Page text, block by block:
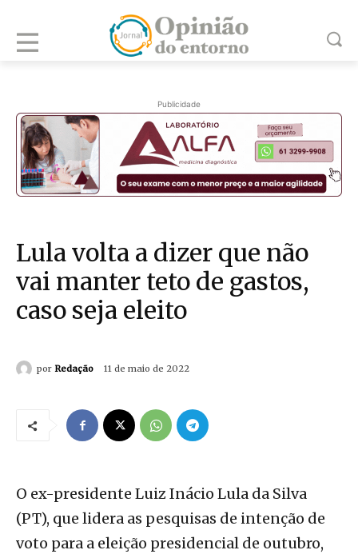
Publicidade
Lula volta a dizer que não
vai manter teto de gastos,
caso seja eleito
por Redação 11 de maio de 2022
O ex-presidente Luiz Inácio Lula da Silva
(PT), que lidera as pesquisas de intenção de
voto para a eleição presidencial de outubro,